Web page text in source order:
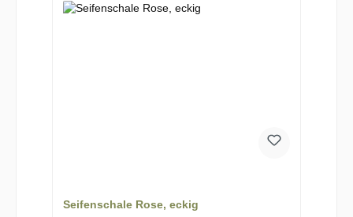
Seifenschale Rose, eckig